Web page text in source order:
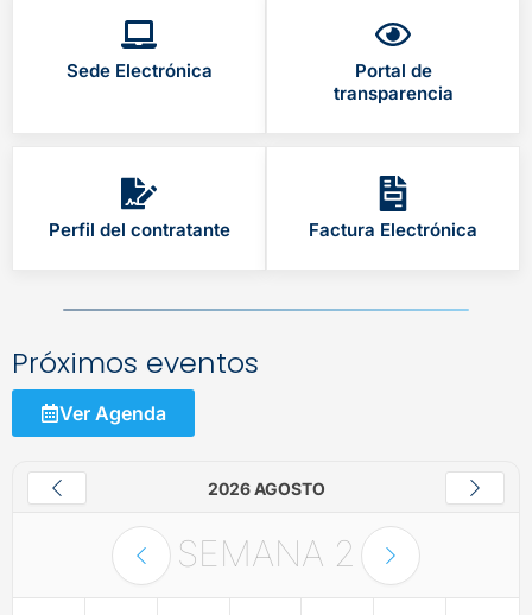
Sede Electrónica
Portal de
transparencia
Perfil del contratante Factura Electrónica
Próximos eventos
Ver Agenda
2026 AGOSTO
SEMANA 2